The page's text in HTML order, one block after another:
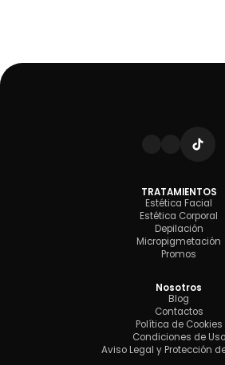
TRATAMIENTOS
Estética Facial
Estética Corporal
Depilación
Micropigmetación
Promos
Nosotros
Blog
Contactos
Política de Cookies
Condiciones de Uso
Aviso Legal y Protección